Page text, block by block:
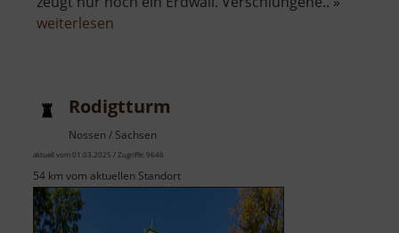
weiterlesen
Rodigtturm
Nossen / Sachsen
aktuell vom 01.03.2025 / Zugriffe: 9646
54 km vom aktuellen Standort